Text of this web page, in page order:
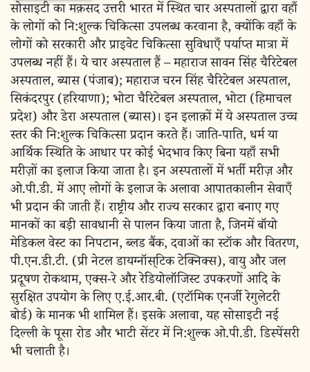
सोसाइटी का मक़सद उत्तरी भारत में स्थित चार अस्पतालों द्वारा वहाँ
के लोगों को नि:शुल्क चिकित्सा उपलब्ध करवाना है, क्योंकि वहाँ के
लोगों को सरकारी और प्राइवेट चिकित्सा सुविधाएँ पर्याप्त मात्रा में
उपलब्ध नहीं हैं। ये चार अस्पताल हैं – महाराज सावन सिंह चैरिटेबल
अस्पताल, ब्यास (पंजाब); महाराज चरन सिंह चैरिटेबल अस्पताल,
सिकंदरपुर (हरियाणा); भोटा चैरिटेबल अस्पताल, भोटा (हिमाचल
प्रदेश) और डेरा अस्पताल (ब्यास)। इन इलाक़ों में ये अस्पताल उच्च
स्तर की नि:शुल्क चिकित्सा प्रदान करते हैं। जाति-पाति, धर्म या
आर्थिक स्थिति के आधार पर कोई भेदभाव किए बिना यहाँ सभी
मरीज़ों का इलाज किया जाता है। इन अस्पतालों में भर्ती मरीज़ और
ओ.पी.डी. में आए लोगों के इलाज के अलावा आपातकालीन सेवाएँ
भी प्रदान की जाती हैं। राष्ट्रीय और राज्य सरकार द्वारा बनाए गए
मानकों का बड़ी सावधानी से पालन किया जाता है, जिनमें बॉयो
मेडिकल वेस्ट का निपटान, ब्लड बैंक, दवाओं का स्टॉक और वितरण,
पी.एन.डी.टी. (प्री नेटल डायग्नॉस्‌टिक टेक्निक्स), वायु और जल
प्रदूषण रोकथाम, एक्स-रे और रेडियोलॉजिस्ट उपकरणों आदि के
सुरक्षित उपयोग के लिए ए.ई.आर.बी. (एटॉमिक एनर्जी रेगुलेटरी
बोर्ड) के मानक भी शामिल हैं। इसके अलावा, यह सोसाइटी नई
दिल्ली के पूसा रोड और भाटी सेंटर में नि:शुल्क ओ.पी.डी. डिस्पेंसरी
भी चलाती है।